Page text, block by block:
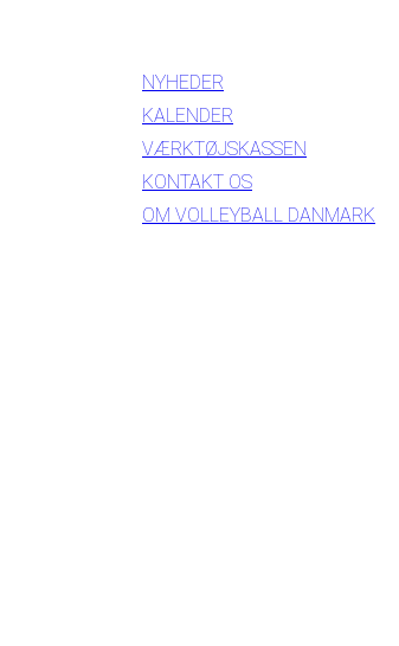
NYHEDER
KALENDER
VÆRKTØJSKASSEN
KONTAKT OS
OM VOLLEYBALL DANMARK